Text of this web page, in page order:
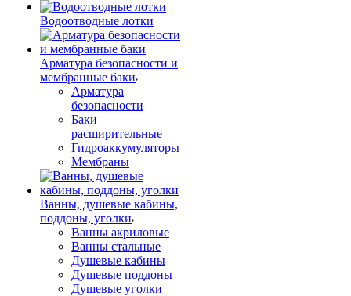
Водоотводные лотки
Арматура безопасности и
мембранные баки
Арматура
безопасности
Баки
расширительные
Гидроаккумуляторы
Мембраны
Ванны, душевые кабины,
поддоны, уголки
Ванны акриловые
Ванны стальные
Душевые кабины
Душевые поддоны
Душевые уголки